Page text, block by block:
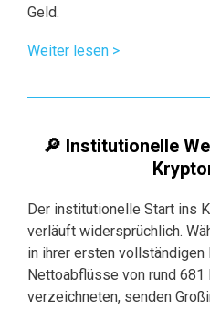
Geld.
Weiter lesen >
🔎 Institutionelle
Der institutionelle Start ins
verläuft widersprüchlich.
in ihrer ersten vollständigen
Nettoabflüsse von rund
verzeichneten, senden